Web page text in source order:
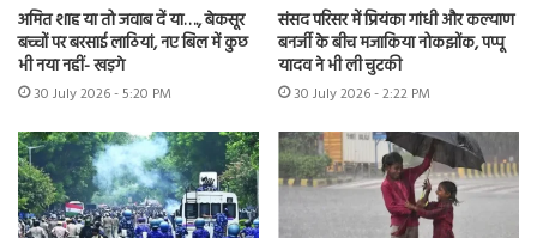
अमित शाह या तो जवाब दें या…., बेकसूर
बच्चों पर बरसाई लाठियां, नए बिल में कुछ
भी नया नहीं- खड़गे
30 July 2026 - 5:20 PM
संसद परिसर में प्रियंका गांधी और कल्याण
बनर्जी के बीच मजाकिया नोकझोंक, पप्पू
यादव ने भी ली चुटकी
30 July 2026 - 2:22 PM